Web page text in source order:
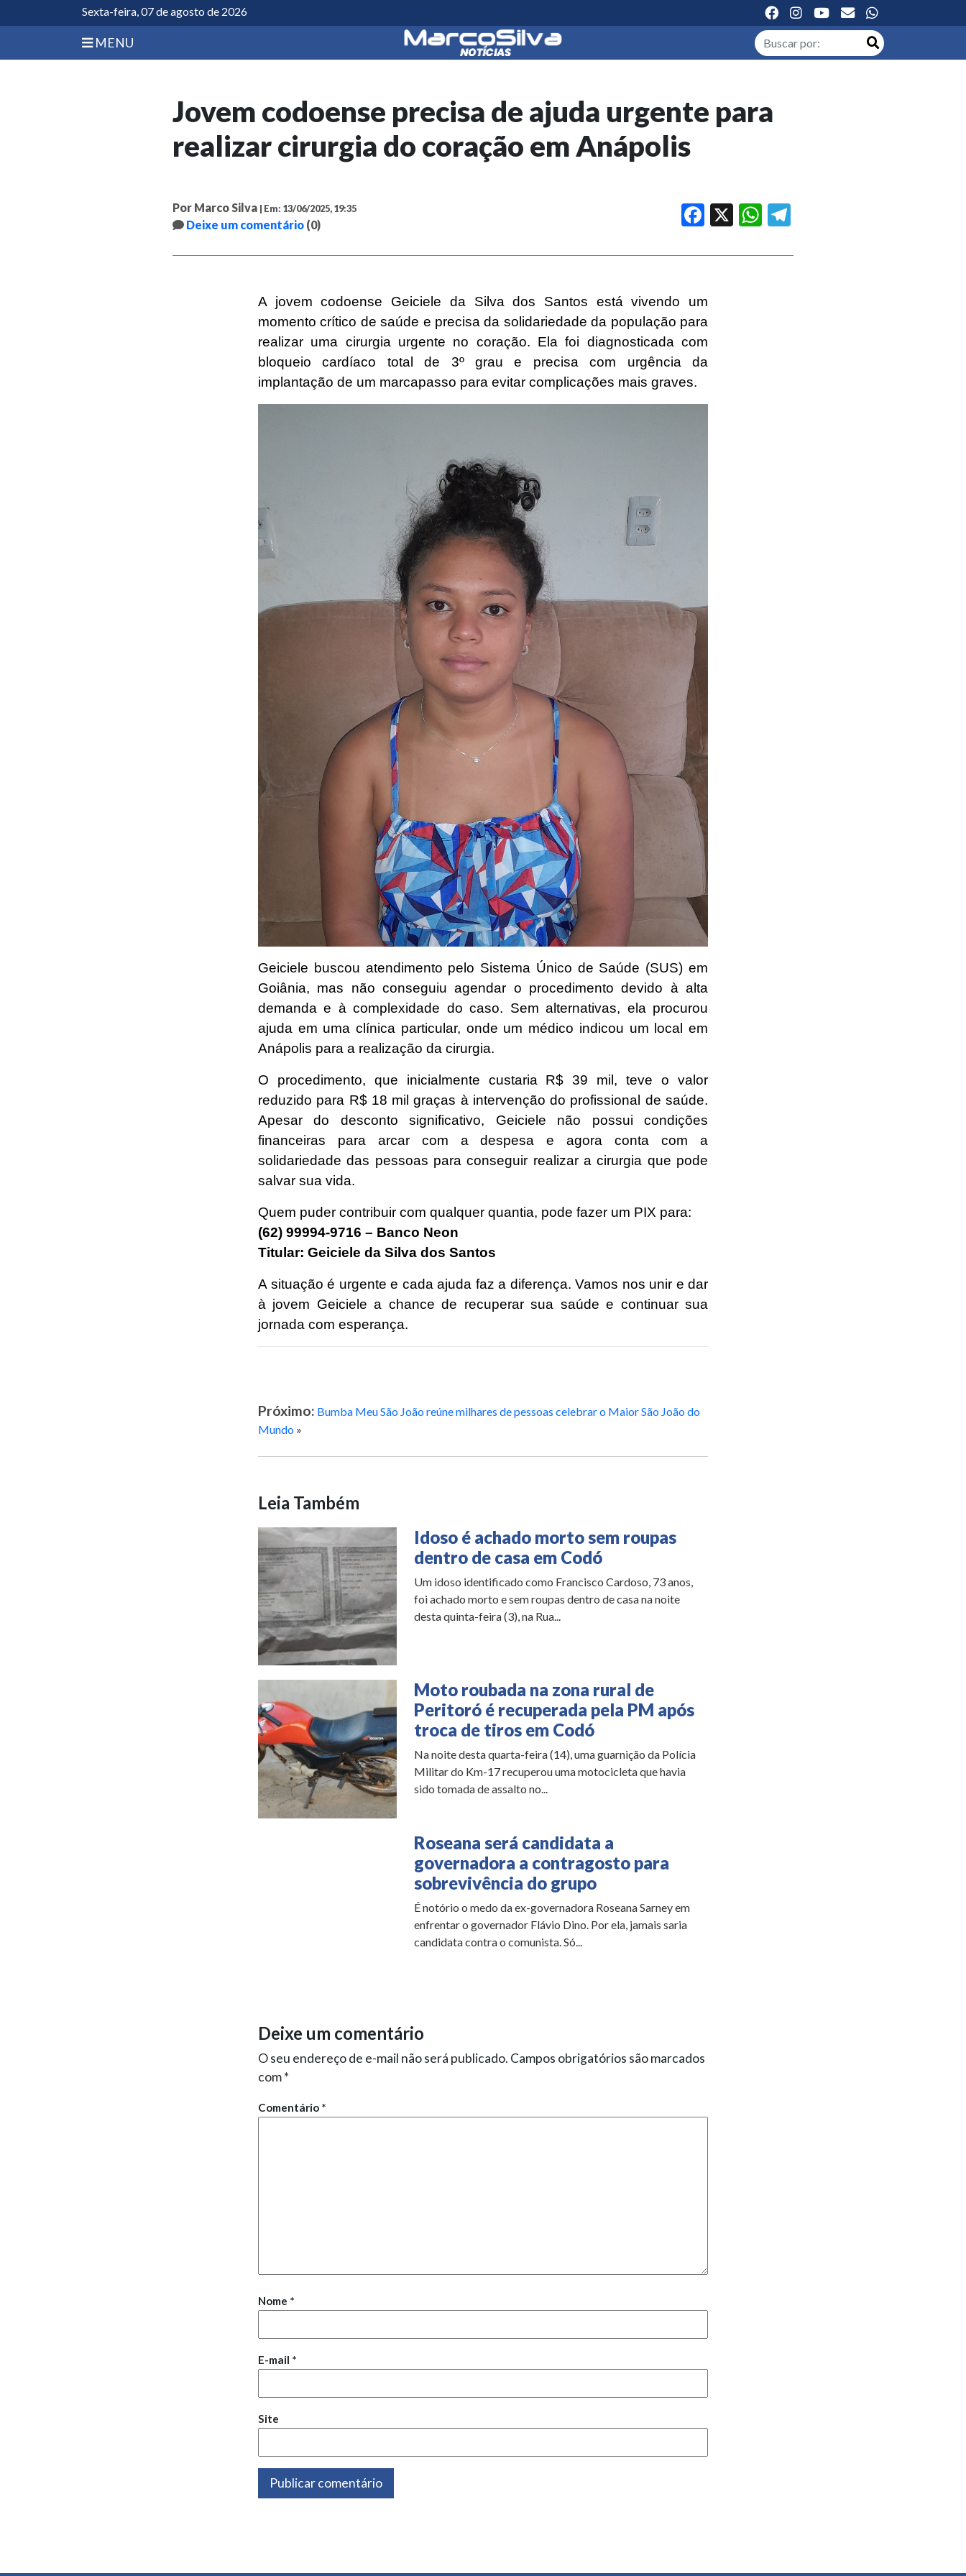
Sexta-feira, 07 de agosto de 2026
MENU
Jovem codoense precisa de ajuda urgente para
realizar cirurgia do coração em Anápolis
Por Marco Silva | Em: 13/06/2025, 19:35
Deixe um comentário (0)
Facebook WhatsApp
A jovem codoense Geiciele da Silva dos Santos está vivendo um
momento crítico de saúde e precisa da solidariedade da população para
realizar uma cirurgia urgente no coração. Ela foi diagnosticada com
bloqueio cardíaco total de 3º grau e precisa com urgência da
implantação de um marcapasso para evitar complicações mais graves.
Geiciele buscou atendimento pelo Sistema Único de Saúde (SUS) em
Goiânia, mas não conseguiu agendar o procedimento devido à alta
demanda e à complexidade do caso. Sem alternativas, ela procurou
ajuda em uma clínica particular, onde um médico indicou um local em
Anápolis para a realização da cirurgia.
O procedimento, que inicialmente custaria R$ 39 mil, teve o valor
reduzido para R$ 18 mil graças à intervenção do profissional de saúde.
Apesar do desconto significativo, Geiciele não possui condições
financeiras para arcar com a despesa e agora conta com a
solidariedade das pessoas para conseguir realizar a cirurgia que pode
salvar sua vida.
Quem puder contribuir com qualquer quantia, pode fazer um PIX para:
(62) 99994-9716 – Banco Neon
Titular: Geiciele da Silva dos Santos
A situação é urgente e cada ajuda faz a diferença. Vamos nos unir e dar
à jovem Geiciele a chance de recuperar sua saúde e continuar sua
jornada com esperança.
Próximo: Bumba Meu São João reúne milhares de pessoas celebrar o Maior São João do
Mundo »
Leia Também
Idoso é achado morto sem roupas
dentro de casa em Codó
Um idoso identificado como Francisco Cardoso, 73 anos,
foi achado morto e sem roupas dentro de casa na noite
desta quinta-feira (3), na Rua...
Moto roubada na zona rural de
Peritoró é recuperada pela PM após
troca de tiros em Codó
Na noite desta quarta-feira (14), uma guarnição da Polícia
Militar do Km-17 recuperou uma motocicleta que havia
sido tomada de assalto no...
Roseana será candidata a
governadora a contragosto para
sobrevivência do grupo
É notório o medo da ex-governadora Roseana Sarney em
enfrentar o governador Flávio Dino. Por ela, jamais saria
candidata contra o comunista. Só...
Deixe um comentário
O seu endereço de e-mail não será publicado. Campos obrigatórios são marcados
com*
Comentário *
Nome *
E-mail *
Site